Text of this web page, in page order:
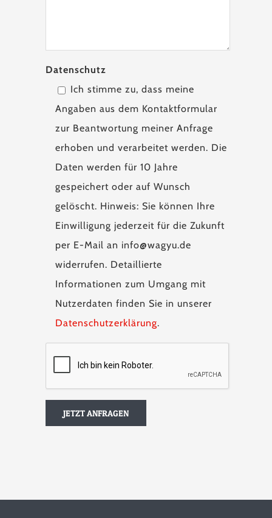
Datenschutz
Ich stimme zu, dass meine
Angaben aus dem Kontaktformular
zur Beantwortung meiner Anfrage
erhoben und verarbeitet werden. Die
Daten werden für 10 Jahre
gespeichert oder auf Wunsch
gelöscht. Hinweis: Sie können Ihre
Einwilligung jederzeit für die Zukunft
per E-Mail an info@wagyu.de
widerrufen. Detaillierte
Informationen zum Umgang mit
Nutzerdaten finden Sie in unserer
Datenschutzerklärung.